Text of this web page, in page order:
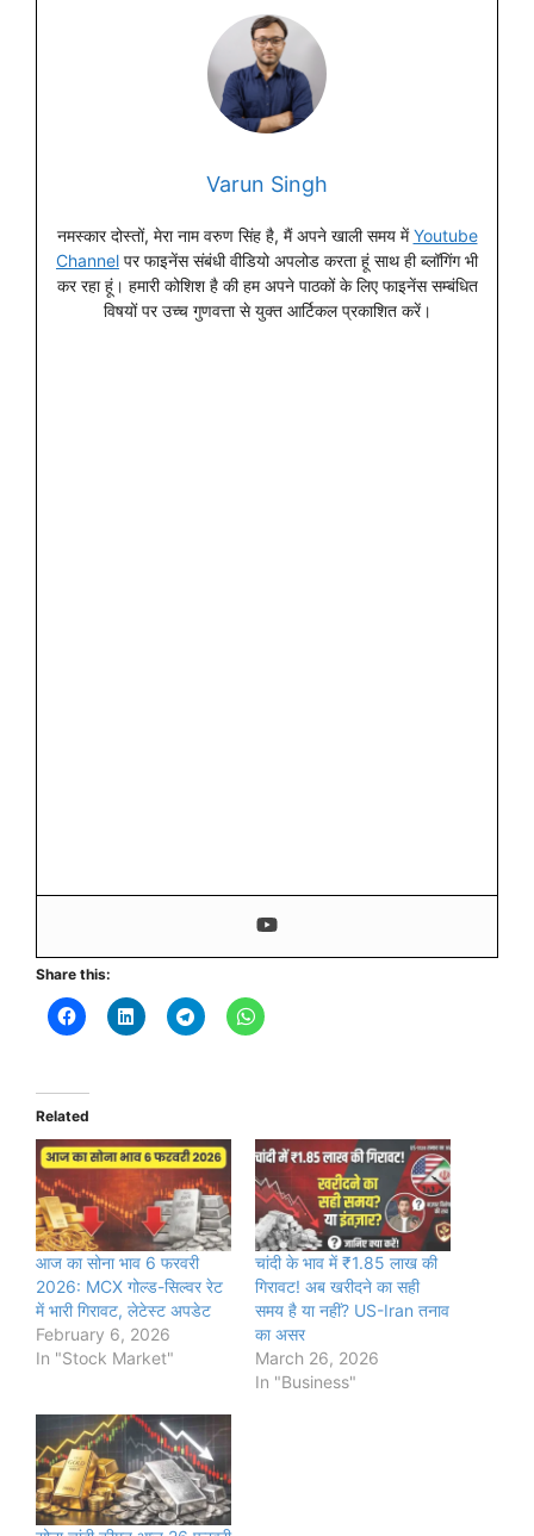
Varun Singh
नमस्कार दोस्तों, मेरा नाम वरुण सिंह है, मैं अपने खाली समय मेंYoutube
Channel पर फाइनेंस संबंधी वीडियो अपलोड करता हूं साथ ही ब्लॉगिंग भी
कर रहा हूं। हमारी कोशिश है की हम अपने पाठकों के लिए फाइनेंस सम्बंधित
विषयों पर उच्च गुणवत्ता से युक्त आर्टिकल प्रकाशित करें।
Share this:
Related
आज का सोना भाव 6 फरवरी
2026: MCX गोल्ड-सिल्वर रेट
में भारी गिरावट, लेटेस्ट अपडेट
February 6, 2026
In "Stock Market"
चांदी के भाव में ₹1.85 लाख की
गिरावट! अब खरीदने का सही
समय है या नहीं? US-Iran तनाव
का असर
March 26, 2026
In "Business"